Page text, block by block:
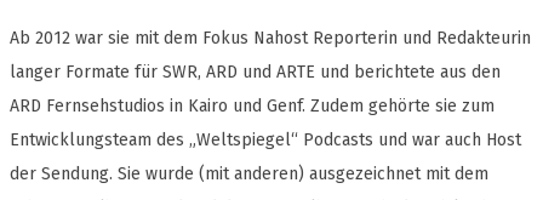
Ab 2012 war sie mit dem Fokus Nahost Reporterin und Redakteurin
langer Formate für SWR, ARD und ARTE und berichtete aus den
ARD Fernsehstudios in Kairo und Genf. Zudem gehörte sie zum
Entwicklungsteam des „Weltspiegel“ Podcasts und war auch Host
der Sendung. Sie wurde (mit anderen) ausgezeichnet mit dem